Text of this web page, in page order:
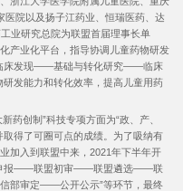
医院以及扬子江药业、恒瑞医药、达
业研究总院为联盟首届理事长单
产业化平台，指导协调儿童药物研发
床发现——基础与转化研究——临床
发能力和转化效率，提高儿童用药
创制”科技专项方面为“政、产、
得了可圈可点的成绩。为了吸纳有
加入到联盟中来，2021年下半年开
申报——联盟初审——联盟遴选——联
审定——公开公示”等环节，最终